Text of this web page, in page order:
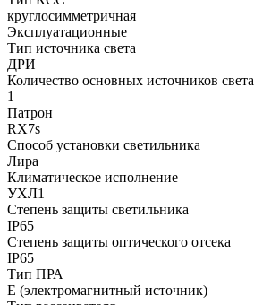
круглосимметричная
Эксплуатационные
Тип источника света
ДРИ
Количество основных источников света
1
Патрон
RX7s
Способ установки светильника
Лира
Климатическое исполнение
УХЛ1
Степень защиты светильника
IP65
Степень защиты оптического отсека
IP65
Тип ПРА
E (электромагнитный источник)